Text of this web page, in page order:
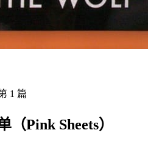
1 篇
Pink Sheets）